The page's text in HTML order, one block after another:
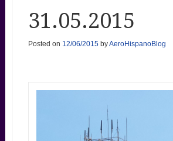
31.05.2015
Posted on 12/06/2015byAeroHispanoBlog